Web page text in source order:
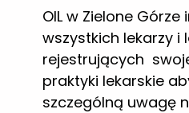
OIL w Zielone
wszystkich lekarzy i
rejestrujących
praktyki lekarskie
szczególną uwagę